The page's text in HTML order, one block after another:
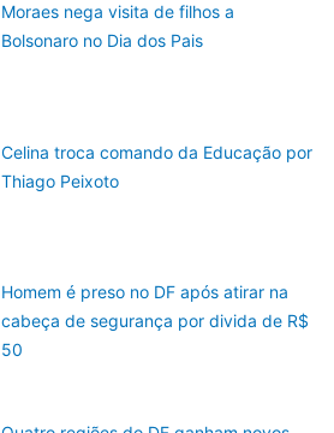
Moraes nega visita de filhos a
Bolsonaro no Dia dos Pais
Celina troca comando da Educação por
Thiago Peixoto
Homem é preso no DF após atirar na
cabeça de segurança por divida de R$
50